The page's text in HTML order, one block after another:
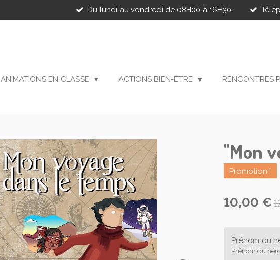
Du lundi au vendredi de 08H00 à 16H30.
ANIMATIONS EN CLASSE ACTIONS BIEN-ÊTRE RENCONTRES
"Mon
Promotion !
10,00 €
Prénom du
Prénom du